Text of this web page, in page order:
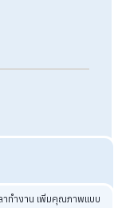
งซื้ออุปกรณ์คุ้มครอง
ายจ้างมีความผิดห